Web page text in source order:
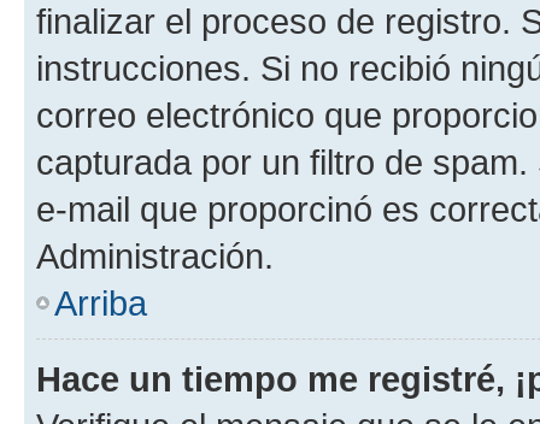
finalizar el proceso de registro.
instrucciones. Si no recibió
correo electrónico que
capturada por un filtro de
e-mail que proporcinó es
Administración.
Arriba
Hace un tiempo me registré,